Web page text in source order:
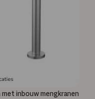
inbouw mengkranen